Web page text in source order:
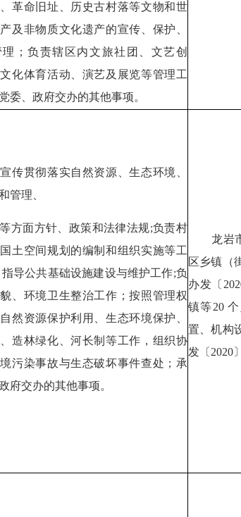
革命旧址、历史古村落等文物和世
及非物质文化遗产的宣传、保护、
；负责辖区内文旅社团、文艺创
化体育活动、演艺及展览等管理工
委、政府交办的其他事项。
贯彻落实自然资源、生态环境、
管理、
面方针、政策和法律法规;负责村
土空间规划的编制和组织实施等工
导公共基础设施建设与维护工作;负
、环境卫生整治工作；按照管理权
然资源保护利用、生态环境保护、
造林绿化、河长制等工作，组织协
污染事故与生态破坏事件查处；承
府交办的其他事项。
龙岩市
区乡镇（
办发〔
镇等20
置、机构
发〔2020